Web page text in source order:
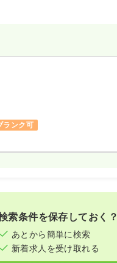
ランク可
索条件を保存しておく？
あとから簡単に検索
新着求人を受け取れる